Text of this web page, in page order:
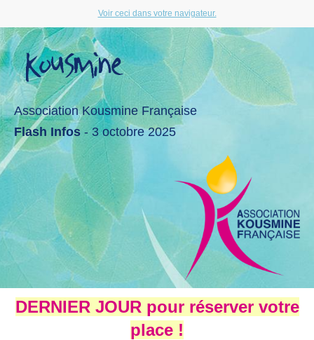
Voir ceci dans votre navigateur.
Association Kousmine Française
Flash Infos - 3 octobre 2025
DERNIER JOUR pour réserver votre
place !